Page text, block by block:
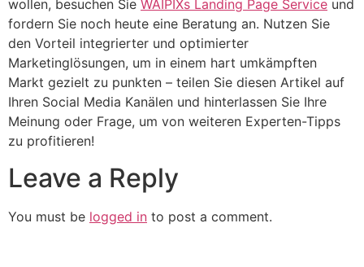
wollen, besuchen Sie WAIPIXs Landing Page Service und
fordern Sie noch heute eine Beratung an. Nutzen Sie
den Vorteil integrierter und optimierter
Marketinglösungen, um in einem hart umkämpften
Markt gezielt zu punkten – teilen Sie diesen Artikel auf
Ihren Social Media Kanälen und hinterlassen Sie Ihre
Meinung oder Frage, um von weiteren Experten-Tipps
zu profitieren!
Leave a Reply
You must be logged in to post a comment.